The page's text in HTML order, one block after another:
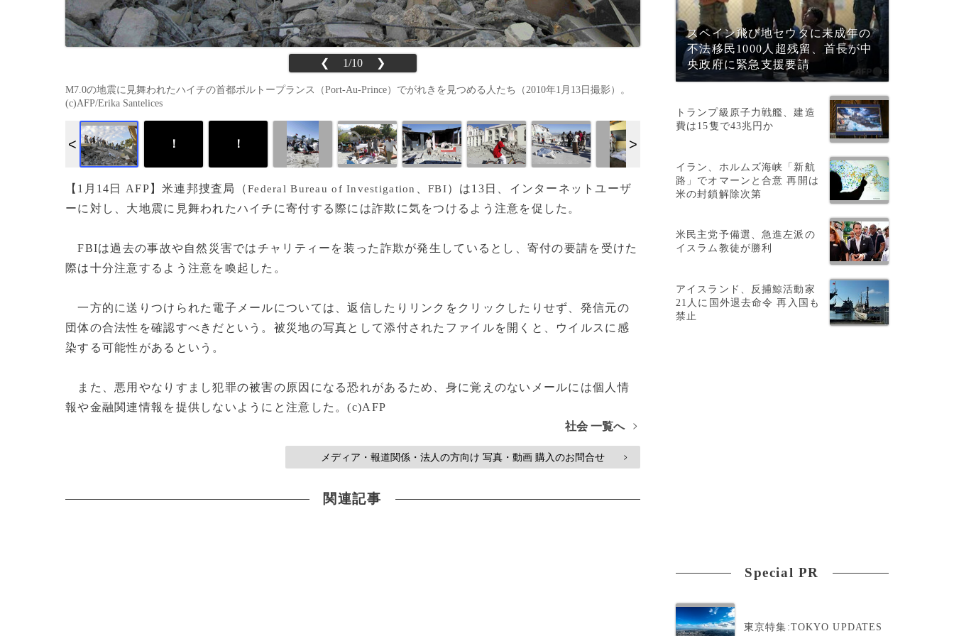
❮ 1/10 ❯
M7.0の地震に見舞われたハイチの首都ポルトープランス（Port-Au-Prince）でがれきを見つめる人たち（2010年1月13日撮影）。
(c)AFP/Erika Santelices
！ ！ ！
【1月14日 AFP】米連邦捜査局（Federal Bureau of Investigation 、FBI）は13日、インターネットユーザ
ーに対し、大地震に見舞われたハイチに寄付する際には詐欺に気をつけるよう注意を促した。
FBIは過去の事故や自然災害ではチャリティーを装った詐欺が発生しているとし、寄付の要請を受けた
際は十分注意するよう注意を喚起した。
一方的に送りつけられた電子メールについては、返信したりリンクをクリックしたりせず、発信元の
団体の合法性を確認すべきだという。被災地の写真として添付されたファイルを開くと、ウイルスに感
染する可能性があるという。
また、悪用やなりすまし犯罪の被害の原因になる恐れがあるため、身に覚えのないメールには個人情
報や金融関連情報を提供しないようにと注意した。(c)AFP
社会 一覧へ
>
メディア・報道関係・法人の方向け 写真・動画 購入のお問合せ >
関連記事
スペイン飛び地セウタに未成年の
不法移民1000人超残留、首長が中
央政府に緊急支援要請
トランプ級原子力戦艦、建造
費は15隻で43兆円か
イラン、ホルムズ海峡「新航
路」でオマーンと合意 再開は
米の封鎖解除次第
米民主党予備選、急進左派の
イスラム教徒が勝利
アイスランド、反捕鯨活動家
21人に国外退去命令 再入国も
禁止
Special PR
東京特集:TOKYO UPDATES